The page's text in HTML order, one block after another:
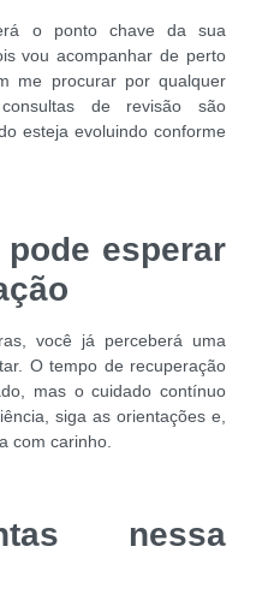
o ponto chave da sua
vou acompanhar de perto
me procurar por qualquer
de revisão são
esteja evoluindo conforme
esperar
você já perceberá uma
O tempo de recuperação
mas o cuidado contínuo
siga as orientações e,
com carinho.
nessa